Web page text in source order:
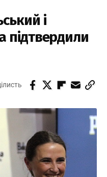
і
підтвердили